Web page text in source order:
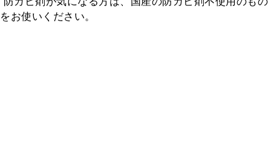
をお使いください。